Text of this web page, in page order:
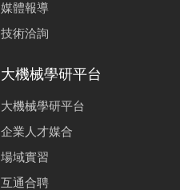
媒體報導
技術洽詢
大機械學研平台
大機械學研平台
企業人才媒合
場域實習
互通合聘